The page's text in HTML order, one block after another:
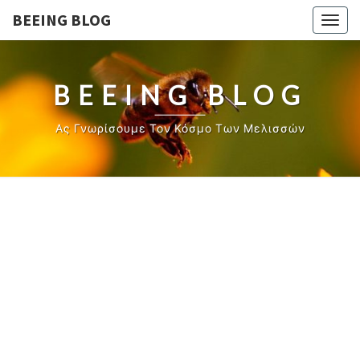
BEEING BLOG
BEEING BLOG
Ας Γνωρίσουμε Τον Κόσμο Των Μελισσών